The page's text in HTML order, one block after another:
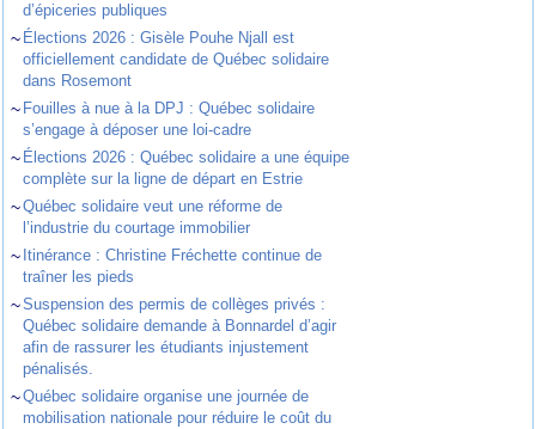
d’épiceries publiques
~ Élections 2026 : Gisèle Pouhe Njall est
officiellement candidate de Québec solidaire
dans Rosemont
~ Fouilles à nue à la DPJ : Québec solidaire
s’engage à déposer une loi-cadre
~ Élections 2026 : Québec solidaire a une équipe
complète sur la ligne de départ en Estrie
~Québec solidaire veut une réforme de
l’industrie du courtage immobilier
~ Itinérance : Christine Fréchette continue de
traîner les pieds
~Suspension des permis de collèges privés :
Québec solidaire demande à Bonnardel d’agir
afin de rassurer les étudiants injustement
pénalisés.
~Québec solidaire organise une journée de
mobilisation nationale pour réduire le coût du